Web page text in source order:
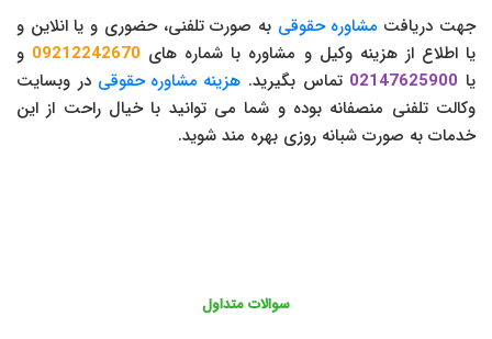
جهت دریافت مشاوره حقوقی به صورت تلفنی، حضوری و یا انلاین و
یا اطلاع از هزینه وکیل و مشاوره با شماره های 09212242670 و
یا 02147625900 تماس بگیرید. هزینه مشاوره حقوقی در وبسایت
وکالت تلفنی منصفانه بوده و شما می توانید با خیال راحت از این
خدمات به صورت شبانه روزی بهره مند شوید.
سوالات متداول